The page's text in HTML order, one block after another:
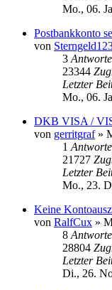
Mo., 06.
Postbankkonto
von
3
23344
Letzter
Mo., 06.
DKB VISA /
von gerritgraf»
1
21727
Letzter
Mo., 23.
Keine
von RalfCux »
8
28804
Letzter
Di., 26.